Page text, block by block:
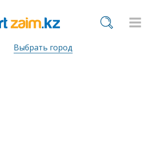
Выбрать город